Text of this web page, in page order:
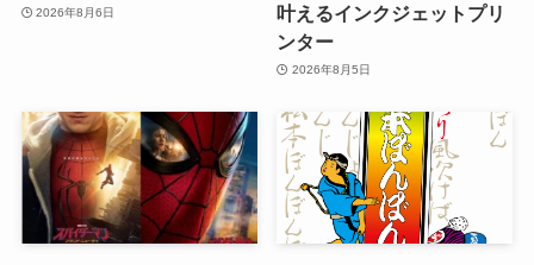
2026年8月6日
叶えるインクジェットプリ
ンター
2026年8月5日